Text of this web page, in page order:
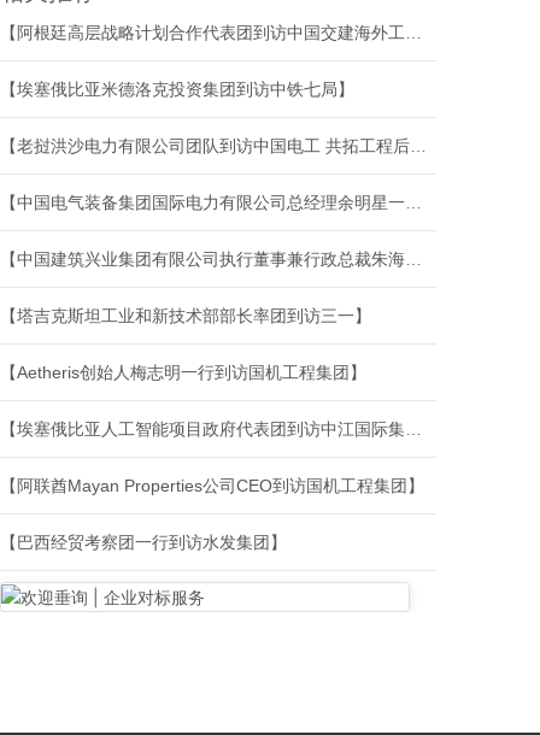
【阿根廷高层战略计划合作代表团到访中国交建海外工程分公司】
【埃塞俄比亚米德洛克投资集团到访中铁七局】
【老挝洪沙电力有限公司团队到访中国电工 共拓工程后市场合作新空间】
【中国电气装备集团国际电力有限公司总经理余明星一行到访哈电国际】
【中国建筑兴业集团有限公司执行董事兼行政总裁朱海明一行到访中建中东公司交流】
【塔吉克斯坦工业和新技术部部长率团到访三一】
【Aetheris创始人梅志明一行到访国机工程集团】
【埃塞俄比亚人工智能项目政府代表团到访中江国际集团】
【阿联酋Mayan Properties公司CEO到访国机工程集团】
【巴西经贸考察团一行到访水发集团】